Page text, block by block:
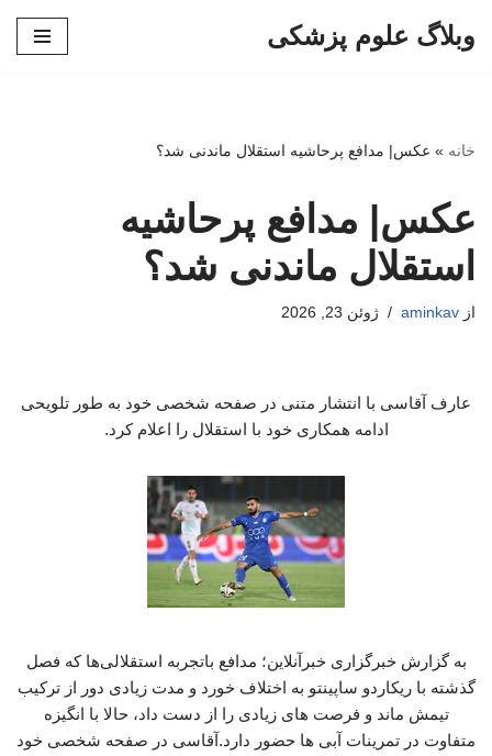
وبلاگ علوم پزشکی
خانه » عکس| مدافع پرحاشیه استقلال ماندنی شد؟
عکس| مدافع پرحاشیه
استقلال ماندنی شد؟
از aminkav ژوئن 23, 2026
عارف آقاسی با انتشار متنی در صفحه شخصی خود به طور تلویحی
ادامه همکاری خود با استقلال را اعلام کرد.
به گزارش خبرگزاری خبرآنلاین؛ مدافع باتجربه استقلالی‌ها که فصل
گذشته با ریکاردو ساپینتو به اختلاف خورد و مدت زیادی دور از ترکیب
تیمش ماند و فرصت های زیادی را از دست داد، حالا با انگیزه
متفاوت در تمرینات آبی ها حضور دارد.آقاسی در صفحه شخصی خود